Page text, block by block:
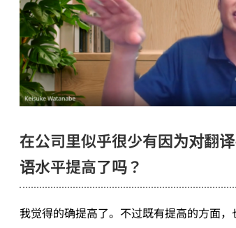
在公司里似乎很少有因为对翻
语水平提高了吗？
我觉得的确提高了。不过既有提高的方面，